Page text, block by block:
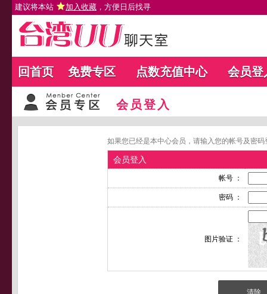
建议将本站 加入收藏 ，方便日后找寻
回首页 免费专区 点数充值中心 会员登
会员登入
如果您已经是本中心会员，请输入您的帐号及密
会员登入
帐号 ：
密码 ：
图片验证 ：